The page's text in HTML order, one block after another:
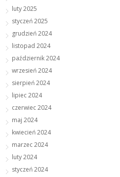
luty 2025
styczeń 2025
grudzień 2024
listopad 2024
październik 2024
wrzesień 2024
sierpień 2024
lipiec 2024
czerwiec 2024
maj 2024
kwiecień 2024
marzec 2024
luty 2024
styczeń 2024